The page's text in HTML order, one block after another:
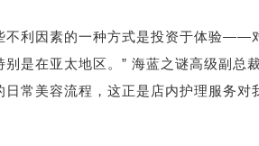
不利因素的一种方式是投资于体验——
别是在亚太地区。” 海蓝之谜高级副总
日常美容流程，这正是店内护理服务对